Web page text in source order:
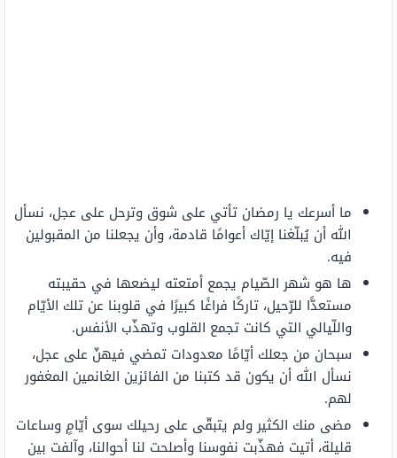
ما أسرعك يا رمضان تأتي على شوق وترحل على عجل، نسأل
الله أن يُبلّغنا إيّاك أعوامًا قادمة، وأن يجعلنا من المقبولين
فيه.
ها هو شهر الصّيام يجمع أمتعته ليضعها في حقيبته
مستعدًّا للرّحيل، تاركًا فراغًا كبيرًا في قلوبنا عن تلك الأيّام
واللّيالي التي كانت تجمع القلوب وتهذّب الأنفس.
سبحان من جعلك أيّامًا معدودات تمضي فيهنّ على عجل،
نسأل الله أن يكون قد كتبنا من الفائزين الغانمين المغفور
لهم.
مضى منك الكثير ولم يتبقّى على رحيلك سوى أيّامٍ وساعات
قليلة، أتيت فهذّبت نفوسنا وأصلحت لنا أحوالنا، وآلفت بين